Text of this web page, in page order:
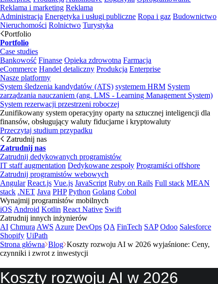
Reklama i marketing Reklama
Administracja Energetyka i usługi publiczne Ropa i gaz Budownictwo
Nieruchomości Rolnictwo Turystyka
Portfolio
Portfolio
Case studies
Bankowość Finanse Opieka zdrowotna Farmacja
eCommerce Handel detaliczny Produkcja Enterprise
Nasze platformy
System śledzenia kandydatów (ATS) systemem HRM System
zarządzania nauczaniem (ang. LMS - Learning Management System)
System rezerwacji przestrzeni roboczej
Zunifikowany system operacyjny oparty na sztucznej inteligencji dla
finansów, obsługujący waluty fiducjarne i kryptowaluty
Przeczytaj studium przypadku
Zatrudnij nas
Zatrudnij nas
Zatrudnij dedykowanych programistów
IT staff augmentation Dedykowane zespoły Programiści offshore
Zatrudnij programistów webowych
Angular React.js Vue.js JavaScript Ruby on Rails Full stack MEAN
stack .NET Java PHP Python Golang Cobol
Wynajmij programistów mobilnych
iOS Android Kotlin React Native Swift
Zatrudnij innych inżynierów
AI Chmura AWS Azure DevOps QA FinTech SAP Odoo Salesforce
Shopify UiPath
Strona główna Blog Koszty rozwoju AI w 2026 wyjaśnione: Ceny,
czynniki i zwrot z inwestycji
Koszty rozwoju AI w 2026